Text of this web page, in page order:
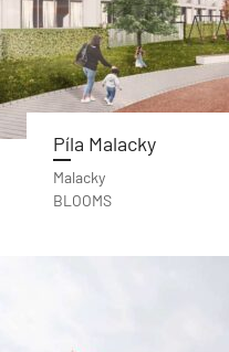
Píla Malacky
Malacky
BLOOMS